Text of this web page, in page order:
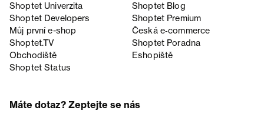
Shoptet Univerzita
Shoptet Blog
Shoptet Developers
Shoptet Premium
Můj první e-shop
Česká e‑commerce
Shoptet.TV
Shoptet Poradna
Obchodiště
Eshopiště
Shoptet Status
Máte dotaz? Zeptejte se nás